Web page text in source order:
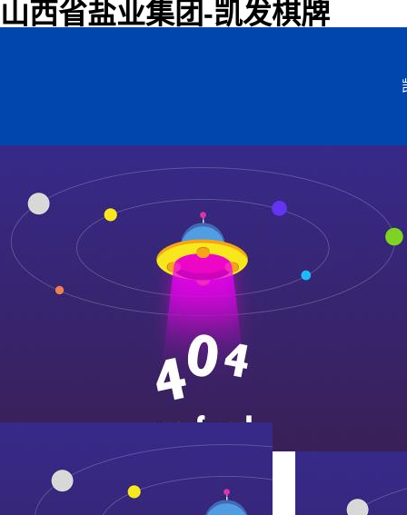
山西省盐业集团-凯发棋牌